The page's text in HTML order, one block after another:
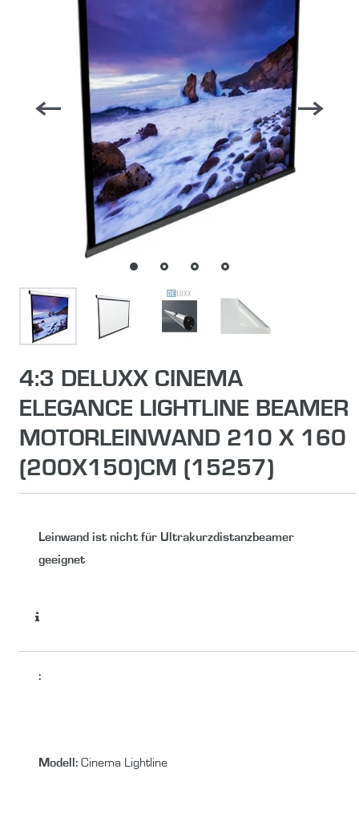
4:3 DELUXX CINEMA
ELEGANCE LIGHTLINE BEAMER
MOTORLEINWAND 210 X 160
(200X150)CM (15257)
Leinwand ist nicht für Ultrakurzdistanzbeamer
geeignet
:
Modell: Cinema Lightline